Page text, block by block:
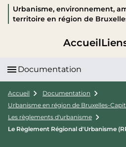
Urbanisme, environnement,
territoire en région de
Accueil
Documentation
Accueil
Documentation
Urbanisme en région de Bruxelles-
Les règlements d'urbanisme
Le Règlement Régional d'Urbanisme